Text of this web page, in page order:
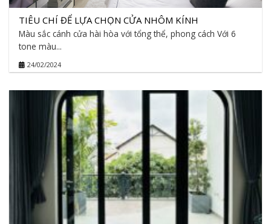
TIÊU CHÍ ĐỂ LỰA CHỌN CỬA NHÔM KÍNH
Màu sắc cánh cửa hài hòa với tổng thể, phong cách Với 6
tone màu...
24/02/2024